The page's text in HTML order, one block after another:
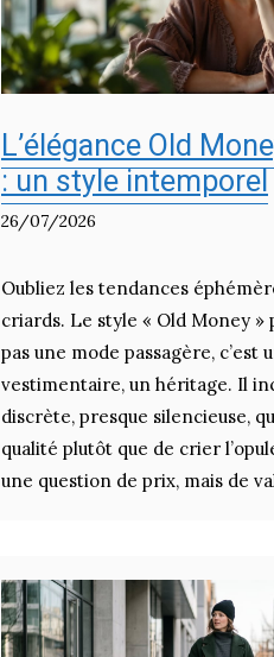
L’élégance Old
: un style intemporel
26/07/2026
Oubliez les tendances
criards. Le style « Old Money »
pas une mode passagère, c’est
vestimentaire, un héritage. Il
discrète, presque silencieuse,
qualité plutôt que de crier
une question de prix, mais de